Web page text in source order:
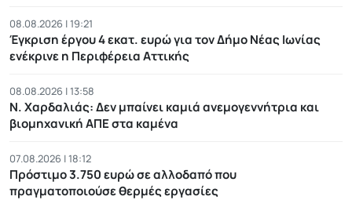
08.08.2026 | 19:21
Έγκριση έργου 4 εκατ. ευρώ για τον Δήμο Νέας Ιωνίας
ενέκρινε η Περιφέρεια Αττικής
08.08.2026 | 13:58
Ν. Χαρδαλιάς: Δεν μπαίνει καμιά ανεμογεννήτρια και
βιομηχανική ΑΠΕ στα καμένα
07.08.2026 | 18:12
Πρόστιμο 3.750 ευρώ σε αλλοδαπό που
πραγματοποιούσε θερμές εργασίες